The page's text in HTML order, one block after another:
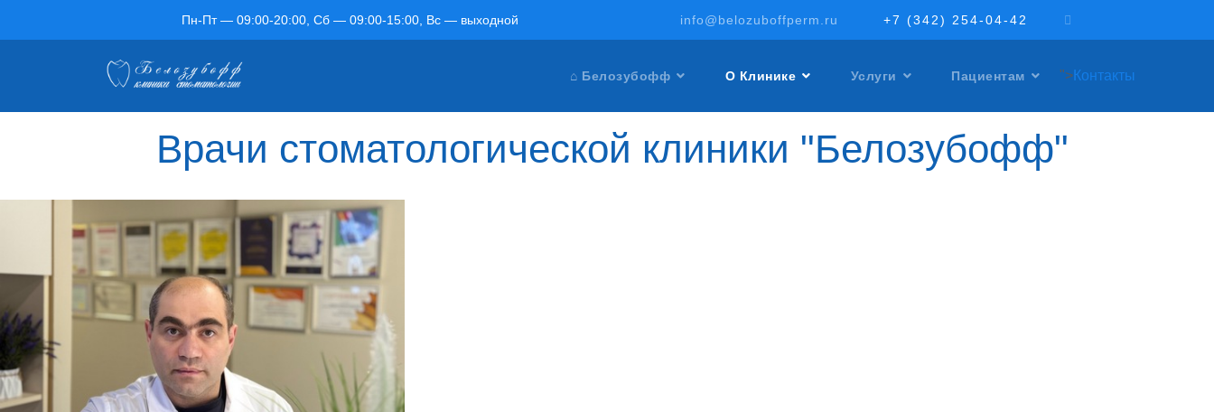
Пн-Пт — 09:00-20:00, Сб — 09:00-15:00, Вс — выходной info@belozuboffperm.ru +7 (342) 254-04-42
⌂ Белозубофф О Клинике Услуги Пациентам ">Контакты
Врачи стоматологической клиники "Белозубофф"